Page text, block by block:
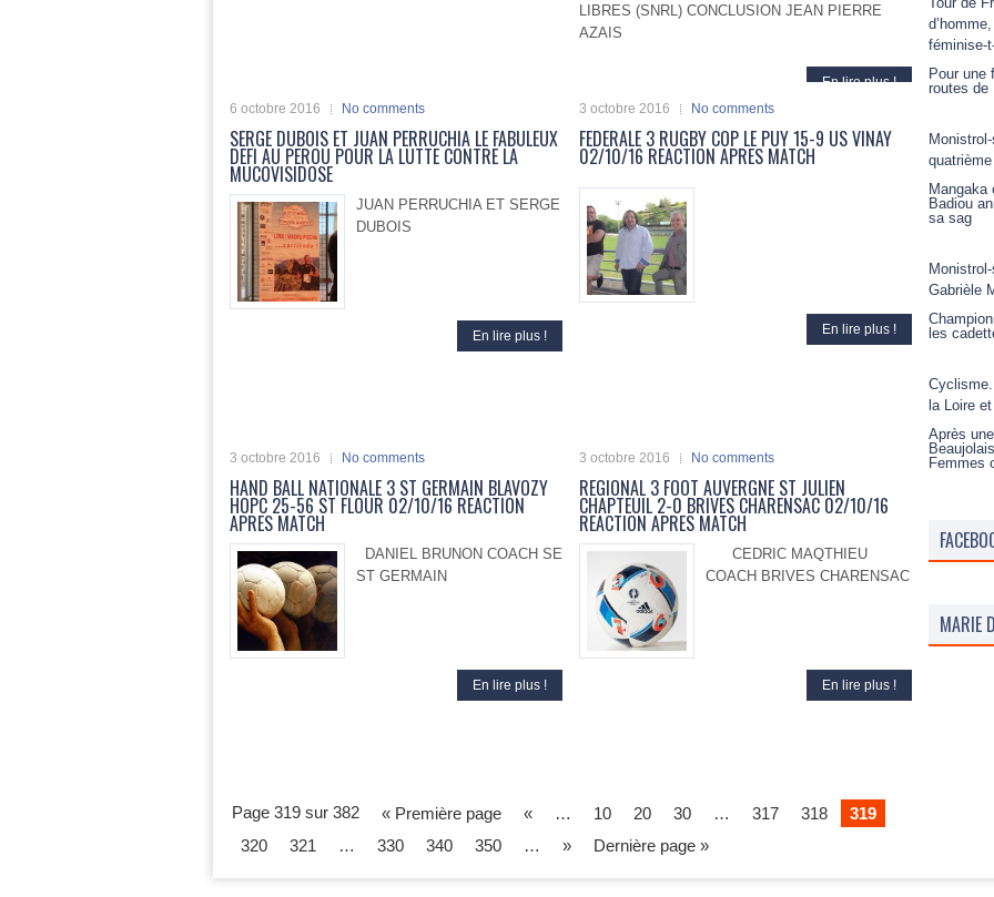
LIBRES (SNRL) CONCLUSION JEAN PIERRE
AZAIS
En lire plus !
6 octobre 2016
No comments
SERGE DUBOIS ET JUAN PERRUCHIA LE FABULEUX
DEFI AU PEROU POUR LA LUTTE CONTRE LA
MUCOVISIDOSE
JUAN PERRUCHIA ET SERGE
DUBOIS
En lire plus !
3 octobre 2016 No comments
FEDERALE 3 RUGBY COP LE PUY 15-9 US VINAY
02/10/16 REACTION APRES MATCH
En lire plus !
3 octobre 2016 No comments
HAND BALL NATIONALE 3 ST GERMAIN BLAVOZY
HOPC 25-56 ST FLOUR 02/10/16 REACTION
APRES MATCH
DANIEL BRUNON COACH SE
ST GERMAIN
En lire plus !
3 octobre 2016 No comments
REGIONAL 3 FOOT AUVERGNE ST JULIEN
CHAPTEUIL 2-0 BRIVES CHARENSAC 02/10/16
REACTION APRES MATCH
CEDRIC MAQTHIEU
COACH BRIVES CHARENSAC
En lire plus !
Page 319 sur 382 « Première page « … 10 20 30 … 317 318
319
320
321 … 330 340 350 … » Dernière page »
féminise-
Pour une
routes de
Mangaka
Badiou
sa sag
Gabrièle
les
la Loire
Après
Femmes
MARIE